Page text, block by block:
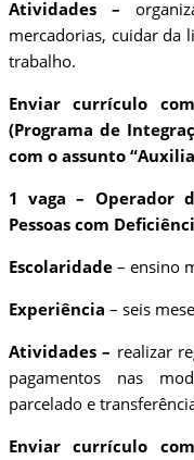
Atividades –
mercadorias, cuidar da
trabalho.
Enviar currículo
(Programa de
com o assunto
1 vaga – Operador
Pessoas com
Escolaridade – ensino
Experiência – seis
Atividades – realizar
pagamentos nas
parcelado e
Enviar currículo